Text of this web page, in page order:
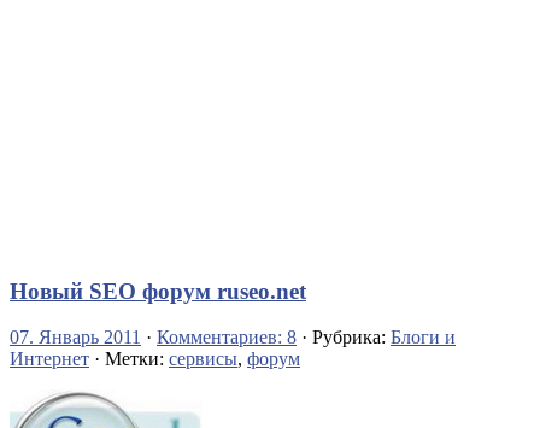
Новый SEO форум ruseo.net
07. Январь 2011 · Комментариев: 8 · Рубрика: Блоги и
Интернет · Метки: сервисы, форум